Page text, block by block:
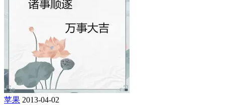
苹果 2013-04-02